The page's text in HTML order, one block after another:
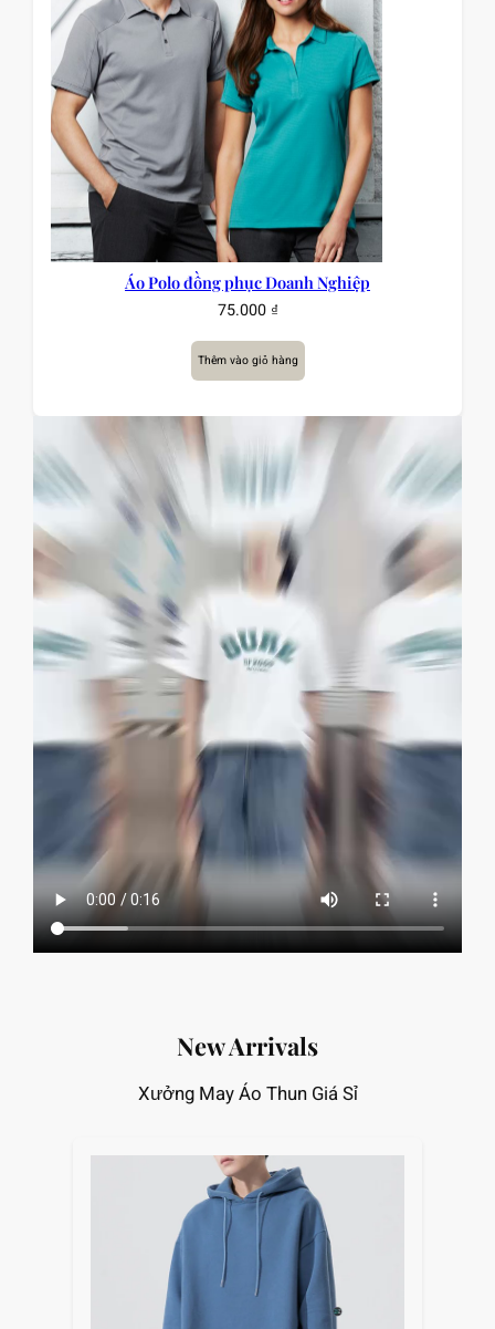
Áo Polo đồng phục Doanh Nghiệp
75.000 ₫
Thêm vào giỏ hàng
New Arrivals
Xưởng May Áo Thun Giá Sỉ